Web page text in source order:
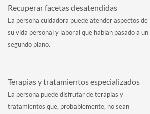
Recuperar facetas desatendidas
La persona cuidadora puede atender aspectos de
su vida personal y laboral que habían pasado a un
segundo plano.
Terapias y tratamientos especializados
La persona puede disfrutar de terapias y
tratamientos que, probablemente, no sean